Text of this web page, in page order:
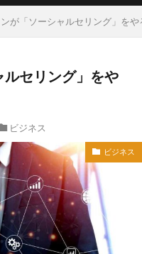
が「ソーシャルセリング」を
セリング」をや
ビジネス
ビジネス